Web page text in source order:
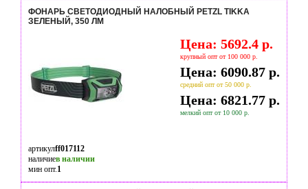
ФОНАРЬ СВЕТОДИОДНЫЙ НАЛОБНЫЙ PETZL TIKKA
ЗЕЛЕНЫЙ, 350 ЛМ
Цена: 5692.4 р.
крупный опт от 100 000 р.
Цена: 6090.87 р.
средний опт от 50 000 р.
Цена: 6821.77 р.
мелкий опт от 10 000 р.
артикулff017112
наличиев наличии
мин опт.1